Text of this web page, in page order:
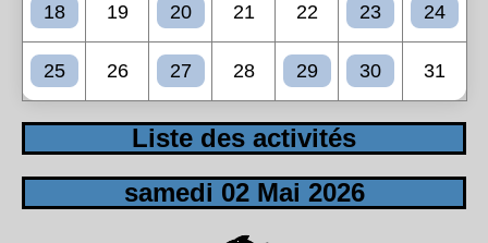
18 19 20 21 22 23 24
25 26 27 28 29 30 31
Liste des activités
samedi 02 Mai 2026